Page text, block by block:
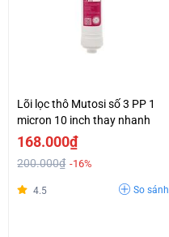
Lõi lọc thô Mutosi số 3 PP 1
micron 10 inch thay nhanh
168.000₫
200.000₫ -16%
4.5 So sánh